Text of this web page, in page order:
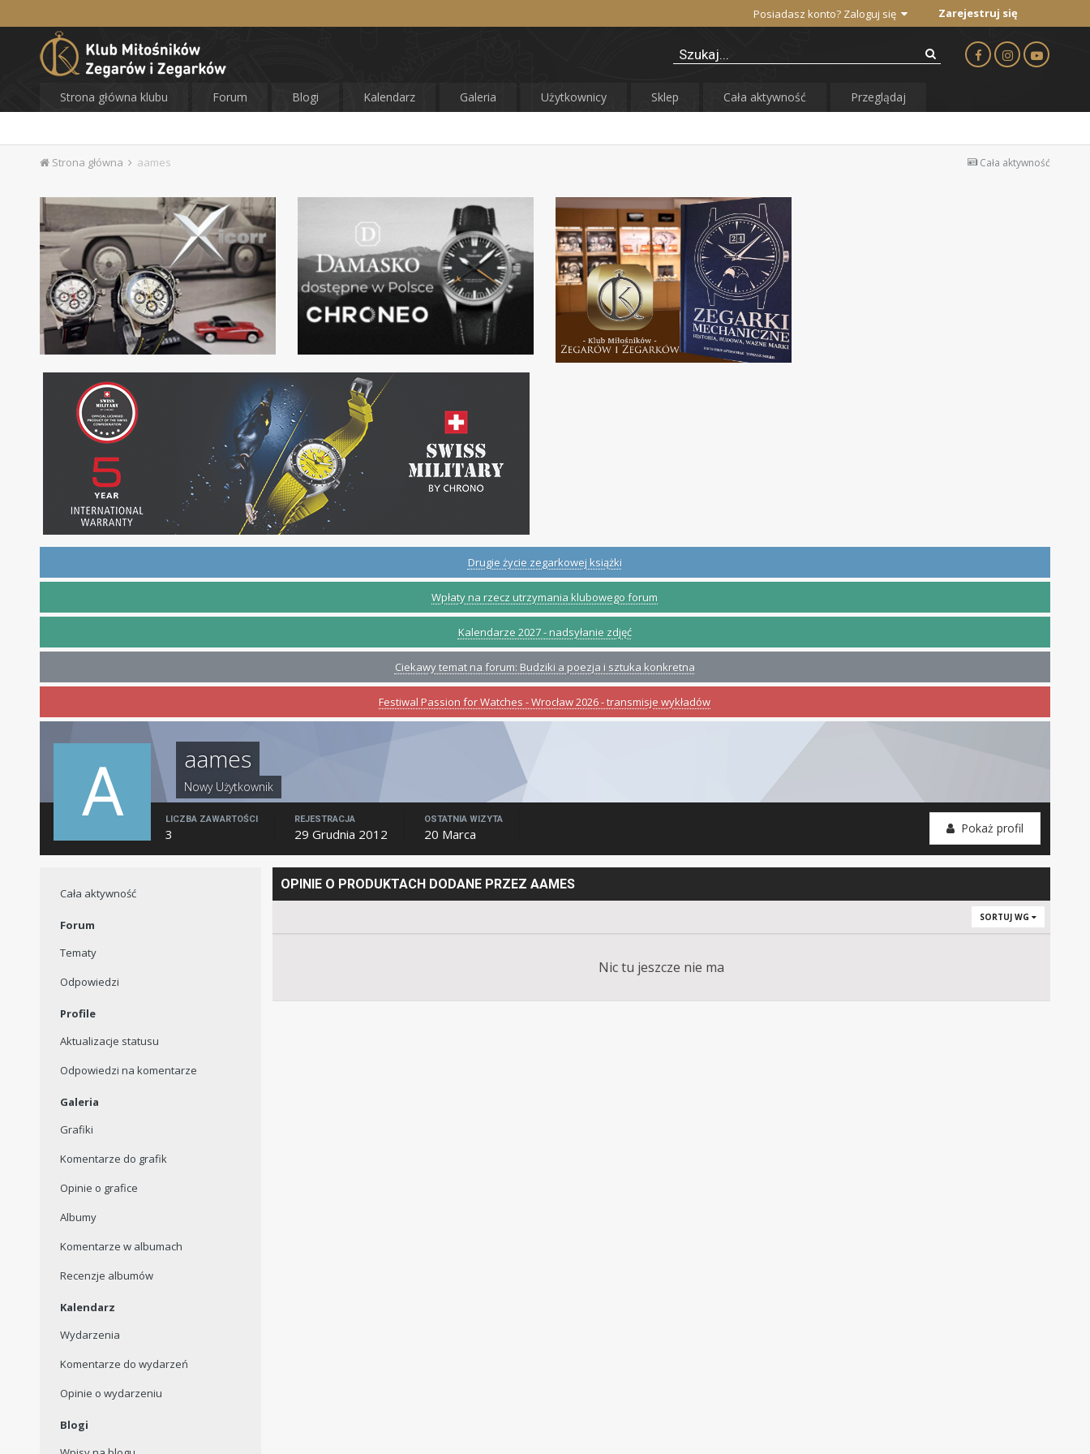
Posiadasz konto? Zaloguj się Zarejestruj się
Strona główna klubu Forum Blogi Kalendarz Galeria Użytkownicy Sklep Cała aktywność Przeglądaj
Cała aktywność
Strona główna aames
Drugie życie zegarkowej książki
Wpłaty na rzecz utrzymania klubowego forum
Kalendarze 2027 - nadsyłanie zdjęć
Ciekawy temat na forum: Budziki a poezja i sztuka konkretna
Festiwal Passion for Watches - Wrocław 2026 - transmisje wykładów
aames
Nowy Użytkownik
Pokaż profil
LICZBA ZAWARTOŚCI
3
REJESTRACJA
29 Grudnia 2012
OSTATNIA WIZYTA
20 Marca
Cała aktywność
Forum
Tematy
Odpowiedzi
Profile
Aktualizacje statusu
Odpowiedzi na komentarze
Galeria
Grafiki
Komentarze do grafik
Opinie o grafice
Albumy
Komentarze w albumach
Recenzje albumów
Kalendarz
Wydarzenia
Komentarze do wydarzeń
Opinie o wydarzeniu
Blogi
OPINIE O PRODUKTACH DODANE PRZEZ AAMES
SORTUJ WG
Nic tu jeszcze nie ma